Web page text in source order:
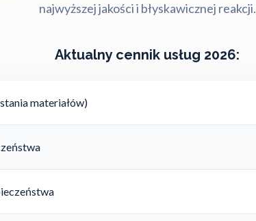
najwyższej jakości i błyskawicznej reakcji.
Aktualny cennik usług 2026:
materiałów)